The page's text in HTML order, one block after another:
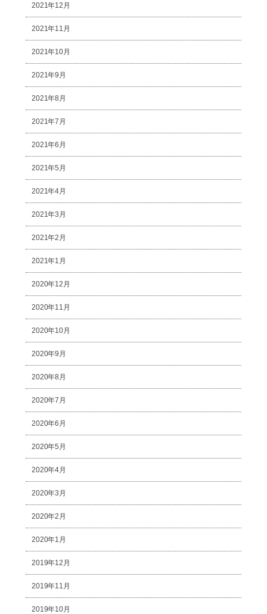
2021年12月
2021年11月
2021年10月
2021年9月
2021年8月
2021年7月
2021年6月
2021年5月
2021年4月
2021年3月
2021年2月
2021年1月
2020年12月
2020年11月
2020年10月
2020年9月
2020年8月
2020年7月
2020年6月
2020年5月
2020年4月
2020年3月
2020年2月
2020年1月
2019年12月
2019年11月
2019年10月